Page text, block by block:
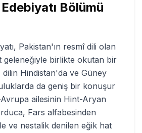
Bölümü
Pakistan'ın resmî dili olan
geleneğiyle birlikte okutan bir
Hindistan'da ve Güney
da geniş bir konuşur
ailesinin Hint-Aryan
Fars alfabesinden
ve nestalik denilen eğik hat